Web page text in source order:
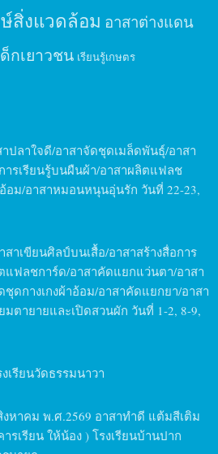
สิ่งแวดล้อม อาสาต่างแดน
ด็กเยาวชน เรียนรู้เกษตร
ปลาใจดี/อาสาจัดชุดเมล็ดพันธุ์/อาสา
ารเรียนรู้บนผืนผ้า/อาสาผลิตแฟลช
อม/อาสาหมอนหนุนอุ่นรัก วันที่ 22-23,
สาเขียนศิลป์บนเสื้อ/อาสาสร้างสื่อการ
แฟลชการ์ด/อาสาคัดแยกแว่นตา/อาสา
ดกางเกงผ้าอ้อม/อาสาคัดแยกยา/อาสา
ตายายและเปิดสวนผัก วันที่ 1-2, 8-9,
งเรียนวัดธรรมนาวา
งหาคม พ.ศ.2569 อาสาทำดี แต้มสีเติม
เรียน ให้น้อง ) โรงเรียนบ้านปาก